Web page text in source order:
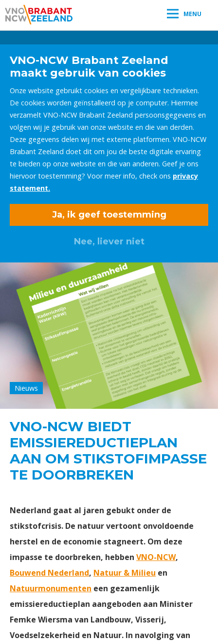
MENU
VNO-NCW Brabant Zeeland
maakt gebruik van cookies
Onze website gebruikt cookies en vergelijkbare technieken.
De cookies worden geïnstalleerd op je computer. Hiermee
verzamelt VNO-NCW Brabant Zeeland persoonsgegevens en
volgen wij je gebruik van onze website en die van derden.
Deze gegevens delen wij met externe platformen. VNO-NCW
Brabant Zeeland doet dit om jou de beste digitale ervaring
te bieden op onze website en die van anderen. Geef je ons
hiervoor toestemming? Voor meer info, check ons privacy
statement.
Ja, ik geef toestemming
Nee, liever niet
Nieuws
VNO-NCW BIEDT
EMISSIEREDUCTIEPLAN
AAN OM STIKSTOFIMPASSE
TE DOORBREKEN
Nederland gaat al jaren gebukt onder de
stikstofcrisis. De natuur vertoont onvoldoende
herstel en de economie stagneert. Om deze
impasse te doorbreken, hebben VNO-NCW,
Bouwend Nederland, Natuur & Milieu en
Natuurmonumenten een gezamenlijk
emissiereductieplan aangeboden aan Minister
Femke Wiersma van Landbouw, Visserij,
Voedselzekerheid en Natuur. In navolging van